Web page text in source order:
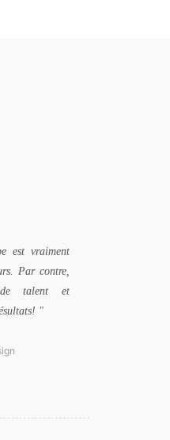
est vraiment
Par contre,
talent et